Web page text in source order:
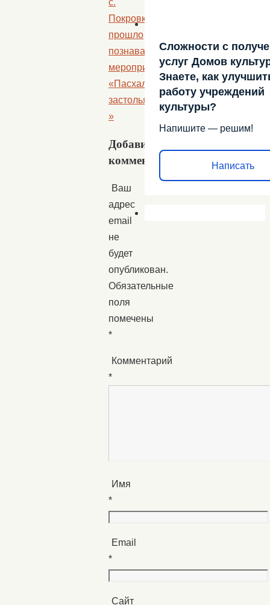
Покровка
прошло
познавательное
мероприятие
«Пасхальные
застолья».
»
Добавить
комментарий
Ваш
адрес
email
не
будет
опубликован.
Обязательные
поля
помечены
*
Комментарий
*
Имя
*
Email
*
Сайт
Сложности с
услуг Домов
Знаете, как
работу учреждений
культуры?
Напишите — решим!
Написать